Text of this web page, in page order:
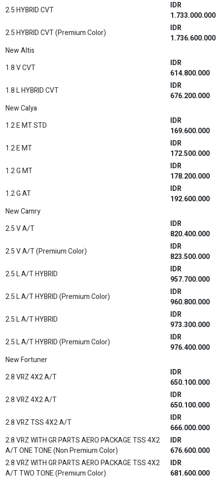
2.5 HYBRID CVT
IDR
1.733.000.000
2.5 HYBRID CVT (Premium Color)
IDR
1.736.600.000
New Altis
1.8 V CVT
IDR
614.800.000
1.8 L HYBRID CVT
IDR
676.200.000
New Calya
1.2 E MT STD
IDR
169.600.000
1.2 E MT
IDR
172.500.000
1.2 G MT
IDR
178.200.000
1.2 G AT
IDR
192.600.000
New Camry
2.5 V A/T
IDR
820.400.000
2.5 V A/T (Premium Color)
IDR
823.500.000
2.5 L A/T HYBRID
IDR
957.700.000
2.5 L A/T HYBRID (Premium Color)
IDR
960.800.000
2.5 L A/T HYBRID
IDR
973.300.000
2.5 L A/T HYBRID (Premium Color)
IDR
976.400.000
New Fortuner
2.8 VRZ 4X2 A/T
IDR
650.100.000
2.8 VRZ 4X2 A/T
IDR
650.100.000
2.8 VRZ TSS 4X2 A/T
IDR
666.000.000
2.8 VRZ WITH GR PARTS AERO PACKAGE TSS 4X2
A/T ONE TONE (Non Premium Color)
IDR
676.600.000
2.8 VRZ WITH GR PARTS AERO PACKAGE TSS 4X2
A/T TWO TONE (Premium Color)
IDR
681.600.000